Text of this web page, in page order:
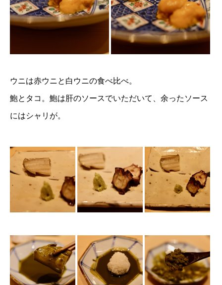
ウニは赤ウニと白ウニの食べ比べ。
鮑とタコ。鮑は肝のソースでいただいて、余ったソース
にはシャリが。